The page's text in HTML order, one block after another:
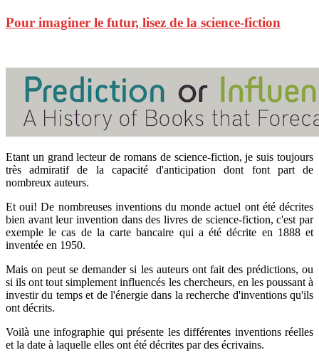
Pour imaginer le futur, lisez de la science-fiction
Etant un grand lecteur de romans de science-fiction, je suis toujours
très admiratif de la capacité d'anticipation dont font part de
nombreux auteurs.
Et oui! De nombreuses inventions du monde actuel ont été décrites
bien avant leur invention dans des livres de science-fiction, c'est par
exemple le cas de la carte bancaire qui a été décrite en 1888 et
inventée en 1950.
Mais on peut se demander si les auteurs ont fait des prédictions, ou
si ils ont tout simplement influencés les chercheurs, en les poussant à
investir du temps et de l'énergie dans la recherche d'inventions qu'ils
ont décrits.
Voilà une infographie qui présente les différentes inventions réelles
et la date à laquelle elles ont été décrites par des écrivains.